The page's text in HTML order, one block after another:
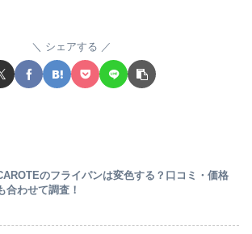
シェアする
のフライパンは変色する？口コミ・価格
合わせて調査！